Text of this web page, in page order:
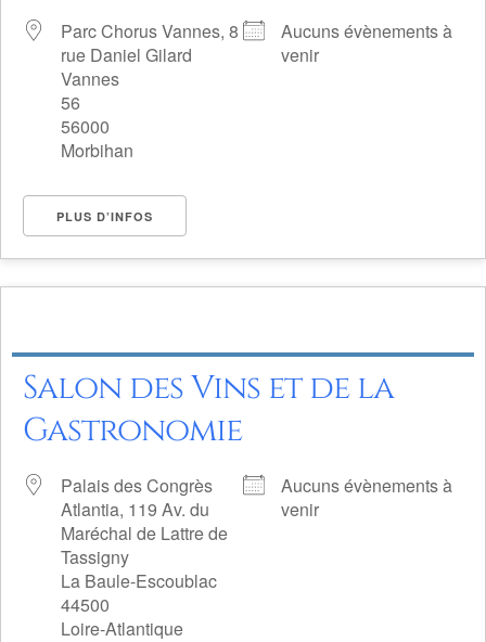
Parc Chorus Vannes, 8
rue Daniel Gilard
Vannes
56
56000
Morbihan
Aucuns évènements à
venir
PLUS D’INFOS
Salon des Vins et de la
Gastronomie
Palais des Congrès
Atlantia, 119 Av. du
Maréchal de Lattre de
Tassigny
La Baule-Escoublac
44500
Loire-Atlantique
Aucuns évènements à
venir